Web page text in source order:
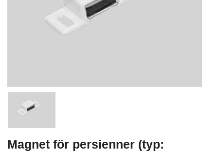
Magnet för persienner (typ: